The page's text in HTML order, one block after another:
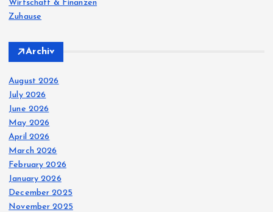
Wirtschaft & Finanzen
Zuhause
Archiv
August 2026
July 2026
June 2026
May 2026
April 2026
March 2026
February 2026
January 2026
December 2025
November 2025